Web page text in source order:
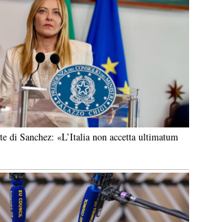
di Sanchez: «L’Italia non accetta ultimatum